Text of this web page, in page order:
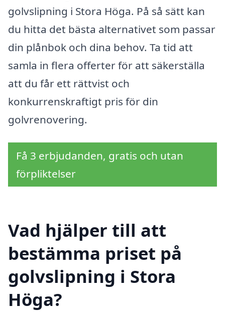
golvslipning i Stora Höga. På så sätt kan
du hitta det bästa alternativet som passar
din plånbok och dina behov. Ta tid att
samla in flera offerter för att säkerställa
att du får ett rättvist och
konkurrenskraftigt pris för din
golvrenovering.
Få 3 erbjudanden, gratis och utan
förpliktelser
Vad hjälper till att
bestämma priset på
golvslipning i Stora
Höga?